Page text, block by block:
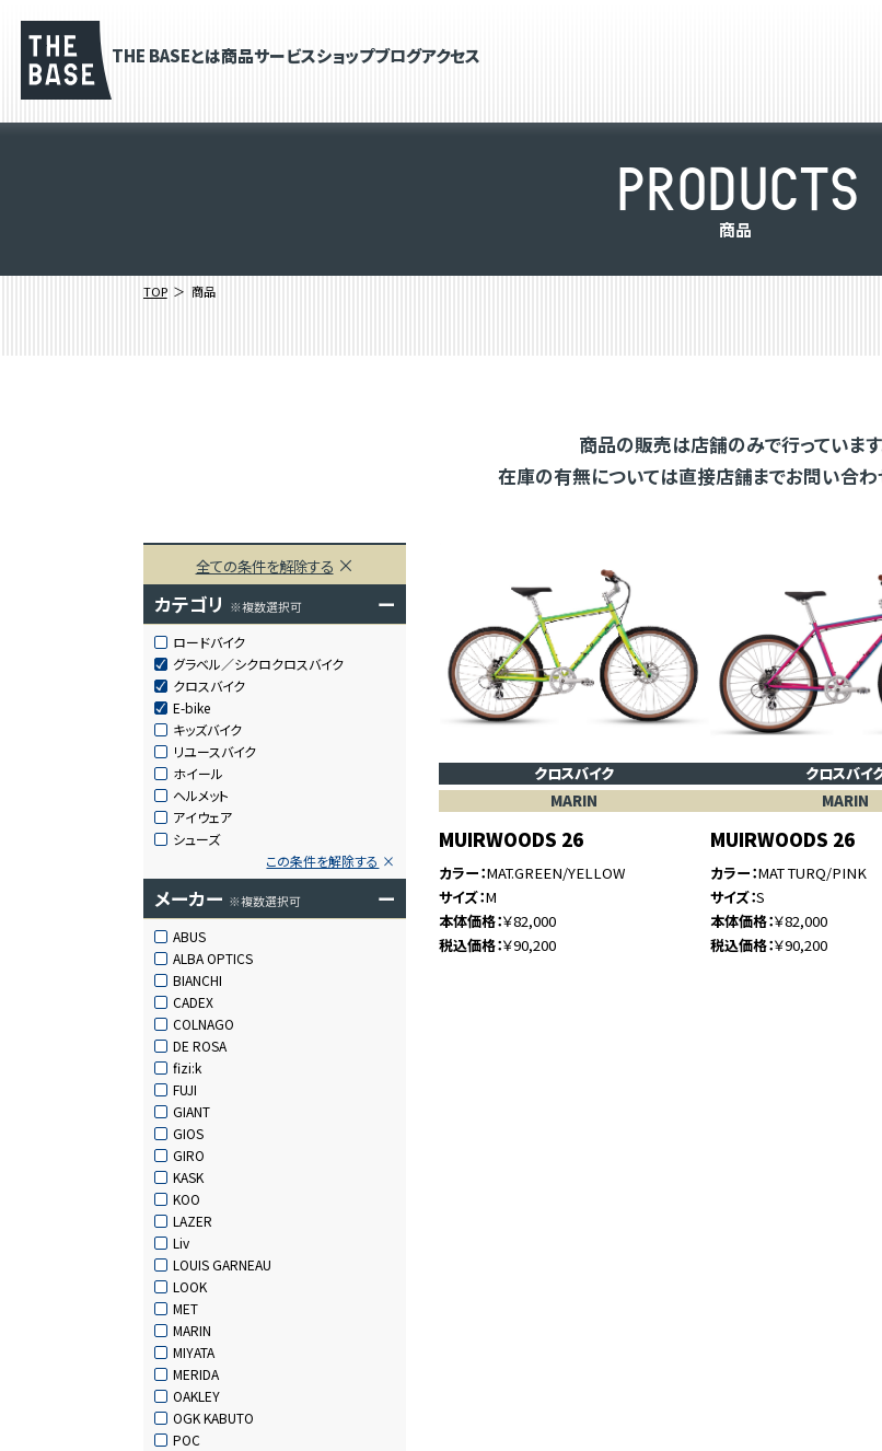
THE BASEとは商品サービスショップブログアクセス
PRODUCTS
商品
TOP 商品
商品の販売は店舗のみで行っています
在庫の有無については直接店舗までお問い合わ
全ての条件を解除する
カテゴリ ※複数選択可 ー
ロードバイク
グラベル／シクロクロスバイク
クロスバイク
E-bike
キッズバイク
リユースバイク
ホイール
ヘルメット
アイウェア
シューズ
この条件を解除する
メーカー ※複数選択可 ー
ABUS
ALBA OPTICS
BIANCHI
CADEX
COLNAGO
DE ROSA
fizi:k
FUJI
GIANT
GIOS
GIRO
KASK
KOO
LAZER
Liv
LOUIS GARNEAU
LOOK
MET
MARIN
MIYATA
MERIDA
OAKLEY
OGK KABUTO
POC
クロスバイク
MARIN
MUIRWOODS 26
カラー MAT.GREEN/YELLOW
サイズ M
本体価格 ￥82,000
税込価格 ￥90,200
クロスバイ
MARIN
MUIRWOODS 26
カラー MAT TURQ/PINK
サイズ S
本体価格 ￥82,000
税込価格 ￥90,200